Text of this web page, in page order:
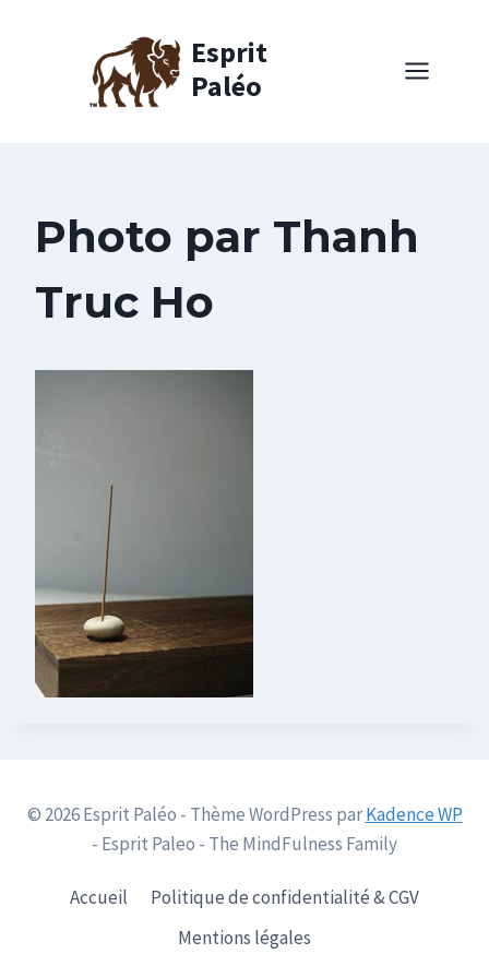
Esprit
Paléo
Photo par Thanh
Truc Ho
© 2026 Esprit Paléo - Thème WordPress parKadence WP
- Esprit Paleo - The MindFulness Family
Accueil
Politique de confidentialité & CGV
Mentions légales